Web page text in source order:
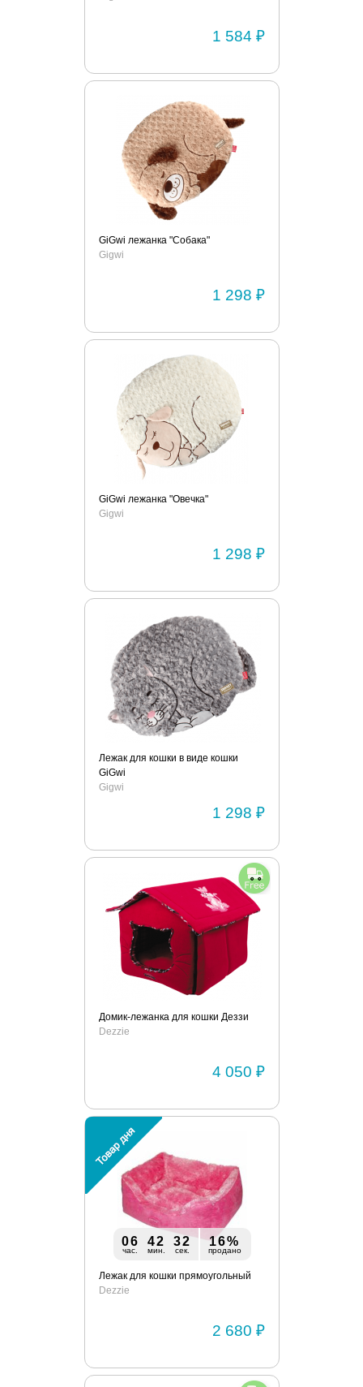
1 584 ₽
GiGwi лежанка "Собака"
Gigwi
1 298 ₽
GiGwi лежанка "Овечка"
Gigwi
1 298 ₽
Лежак для кошки в виде кошки
GiGwi
Gigwi
1 298 ₽
Домик-лежанка для кошки Деззи
Dezzie
4 050 ₽
06
час.
42
мин.
32
сек.
16%
продано
Лежак для кошки прямоугольный
Dezzie
2 680 ₽